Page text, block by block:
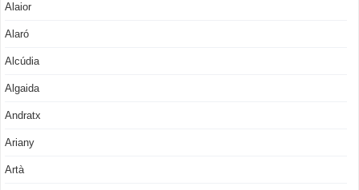
Alaior
Alaró
Alcúdia
Algaida
Andratx
Ariany
Artà